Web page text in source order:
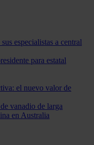
especialistas a central
para estatal
el nuevo valor de
vanadio de larga
en Australia